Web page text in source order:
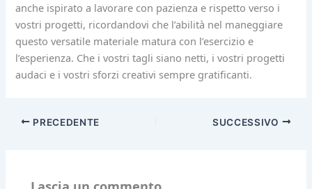
anche ispirato a lavorare con pazienza e rispetto verso i
vostri progetti, ricordandovi che l’abilità nel maneggiare
questo versatile materiale matura con l’esercizio e
l’esperienza. Che i vostri tagli siano netti, i vostri progetti
audaci e i vostri sforzi creativi sempre gratificanti.
PRECEDENTE SUCCESSIVO